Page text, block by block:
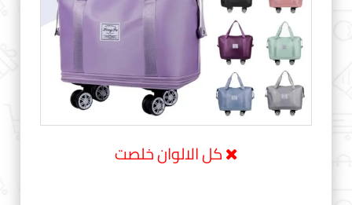
كل الالوان خلصت